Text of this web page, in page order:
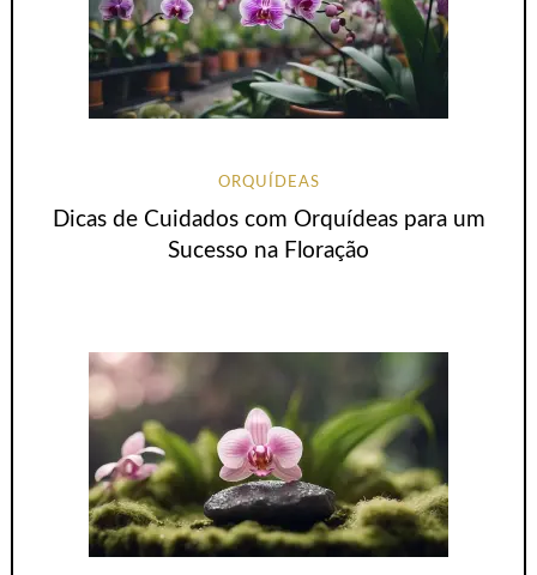
ORQUÍDEAS
Dicas de Cuidados com Orquídeas para um
Sucesso na Floração